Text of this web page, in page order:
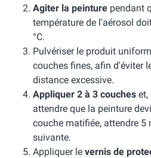
Agiter la peinture pendant
température de l'aérosol
°C.
Pulvériser le produit
couches fines, afin d'éviter
distance excessive.
Appliquer 2 à 3 couches et,
attendre que la peinture
couche matifiée, attendre
suivante.
Appliquer le vernis de